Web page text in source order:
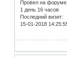
Провел на форуме:
1 день 16 часов
Последний визит:
15-01-2018